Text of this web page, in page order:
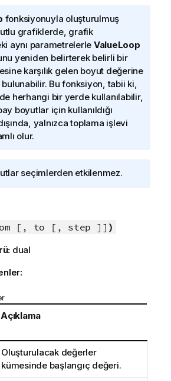
fonksiyonuyla oluşturulmuş
grafiklerde, grafik
aynı parametrelerle ValueLoop
yeniden belirterek belirli bir
karşılık gelen boyut değerine
Bu fonksiyon, tabii ki,
herhangi bir yerde kullanılabilir,
boyutlar için kullanıldığı
yalnızca toplama işlevi
olur.
seçimlerden etkilenmez.
[, to [, step ]] )
dual
Açıklama
Oluşturulacak değerler
kümesinde başlangıç değeri.